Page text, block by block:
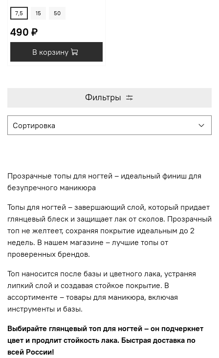
7,5 15 50
490 ₽
В корзину
Фильтры
Прозрачные топы для ногтей – идеальный финиш для
безупречного маникюра
Топы для ногтей – завершающий слой, который придает
глянцевый блеск и защищает лак от сколов. Прозрачный
топ не желтеет, сохраняя покрытие идеальным до 2
недель. В нашем магазине – лучшие топы от
проверенных брендов.
Топ наносится после базы и цветного лака, устраняя
липкий слой и создавая стойкое покрытие. В
ассортименте – товары для маникюра, включая
инструменты и базы.
Выбирайте глянцевый топ для ногтей – он подчеркнет
цвет и продлит стойкость лака. Быстрая доставка по
всей России!